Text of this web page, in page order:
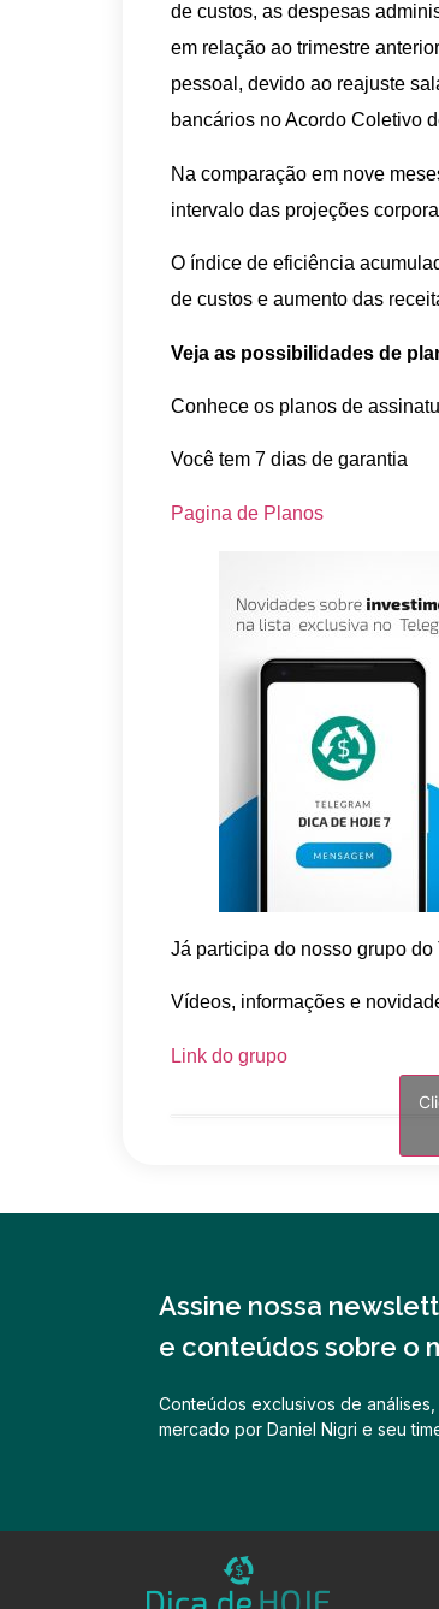
de custos, as despesas
em relação ao trimestre
pessoal, devido ao reajuste
bancários no Acordo Coletivo
Na comparação em nove
intervalo das projeções
O índice de eficiência
de custos e aumento das
Veja as possibilidades de
Conhece os planos de
Você tem 7 dias de garantia
Pagina de Planos
Já participa do nosso grupo do
Vídeos, informações e
Link do grupo
Assine nossa
e conteúdos sobre o
Conteúdos exclusivos de
mercado por Daniel Nigri e seu